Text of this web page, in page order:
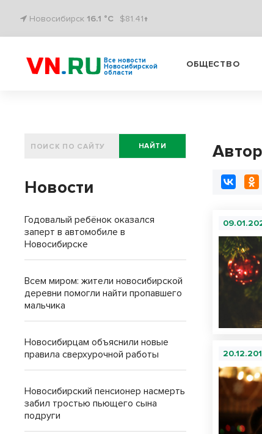
Новосибирск 16.1 °C $81.41↑
Все новости
Новосибирской
области
ОБЩЕСТВО
НАЙТИ
Новости
Годовалый ребёнок оказался
заперт в автомобиле в
Новосибирске
Всем миром: жители новосибирской
деревни помогли найти пропавшего
мальчика
Новосибирцам объяснили новые
правила сверхурочной работы
Новосибирский пенсионер насмерть
забил тростью пьющего сына
подруги